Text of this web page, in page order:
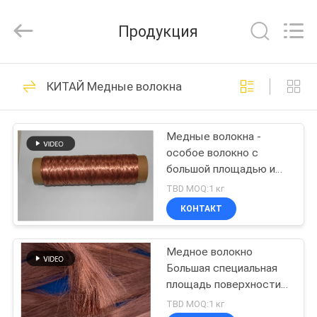
ДОМ
ПРОДУКТЫ
ВИДЕО
VR
НАС
Materials
Rights
Спеченное
волокно металла
30
волокно
нержавеющей
22
Продукция
КИТАЙ Медные волокна
Медные волокна -
особое волокно с
большой площадью и
гибкостью
TBD MOQ:1 кг
КОНТАКТ
Медное волокно
Большая специальная
площадь поверхности и
хорошая гибкость
TBD MOQ:1 кг